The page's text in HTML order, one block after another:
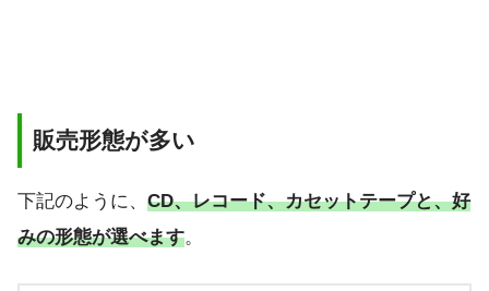
販売形態が多い
下記のように、 CD、レコード、カセットテープと、好
みの形態が選べます。